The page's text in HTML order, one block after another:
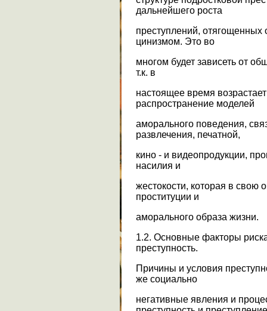
дальнейшего роста
преступлений, отягощенных
цинизмом. Это во
многом будет зависеть от
т.к. в
настоящее время
распространение моделей
аморального поведения,
развлечения, печатной,
кино - и видеопродукции,
насилия и
жестокости, которая в свою
проституции и
аморального образа жизни.
1.2. Основные факторы
преступность.
Причины и условия
же социально
негативные явления и